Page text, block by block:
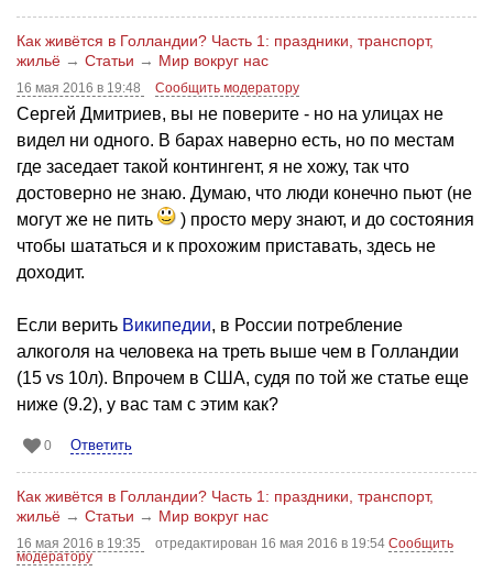
Как живётся в Голландии? Часть 1: праздники, транспорт,
жильё → Статьи → Мир вокруг нас
16 мая 2016 в 19:48 Сообщить модератору
Сергей Дмитриев, вы не поверите - но на улицах не
видел ни одного. В барах наверно есть, но по местам
где заседает такой контингент, я не хожу, так что
достоверно не знаю. Думаю, что люди конечно пьют (не
могут же не пить
) просто меру знают, и до состояния
чтобы шататься и к прохожим приставать, здесь не
доходит.
Если верить Википедии, в России потребление
алкоголя на человека на треть выше чем в Голландии
(15 vs 10л). Впрочем в США, судя по той же статье еще
ниже (9.2), у вас там с этим как?
0 Ответить
Как живётся в Голландии? Часть 1: праздники, транспорт,
жильё → Статьи → Мир вокруг нас
16 мая 2016 в 19:35 отредактирован 16 мая 2016 в 19:54 Сообщить
модератору